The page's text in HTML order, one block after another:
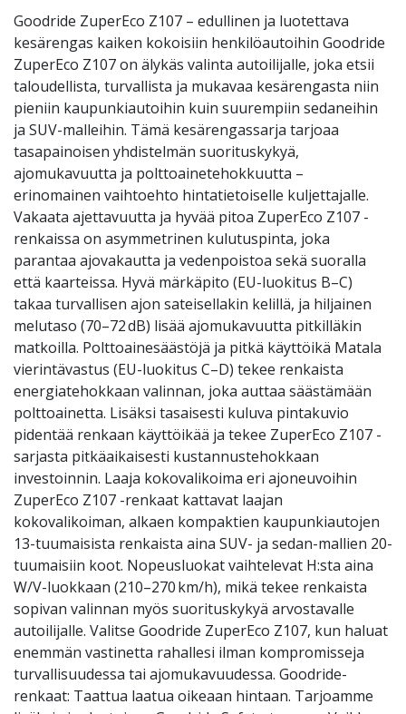
Goodride ZuperEco Z107 – edullinen ja luotettava
kesärengas kaiken kokoisiin henkilöautoihin Goodride
ZuperEco Z107 on älykäs valinta autoilijalle, joka etsii
taloudellista, turvallista ja mukavaa kesärengasta niin
pieniin kaupunkiautoihin kuin suurempiin sedaneihin
ja SUV-malleihin. Tämä kesärengassarja tarjoaa
tasapainoisen yhdistelmän suorituskykyä,
ajomukavuutta ja polttoainetehokkuutta –
erinomainen vaihtoehto hintatietoiselle kuljettajalle.
Vakaata ajettavuutta ja hyvää pitoa ZuperEco Z107 -
renkaissa on asymmetrinen kulutuspinta, joka
parantaa ajovakautta ja vedenpoistoa sekä suoralla
että kaarteissa. Hyvä märkäpito (EU-luokitus B–C)
takaa turvallisen ajon sateisellakin kelillä, ja hiljainen
melutaso (70–72 dB) lisää ajomukavuutta pitkilläkin
matkoilla. Polttoainesäästöjä ja pitkä käyttöikä Matala
vierintävastus (EU-luokitus C–D) tekee renkaista
energiatehokkaan valinnan, joka auttaa säästämään
polttoainetta. Lisäksi tasaisesti kuluva pintakuvio
pidentää renkaan käyttöikää ja tekee ZuperEco Z107 -
sarjasta pitkäaikaisesti kustannustehokkaan
investoinnin. Laaja kokovalikoima eri ajoneuvoihin
ZuperEco Z107 -renkaat kattavat laajan
kokovalikoiman, alkaen kompaktien kaupunkiautojen
13-tuumaisista renkaista aina SUV- ja sedan-mallien 20-
tuumaisiin koot. Nopeusluokat vaihtelevat H:sta aina
W/V-luokkaan (210–270 km/h), mikä tekee renkaista
sopivan valinnan myös suorituskykyä arvostavalle
autoilijalle. Valitse Goodride ZuperEco Z107, kun haluat
enemmän vastinetta rahallesi ilman kompromisseja
turvallisuudessa tai ajomukavuudessa. Goodride-
renkaat: Taattua laatua oikeaan hintaan. Tarjoamme